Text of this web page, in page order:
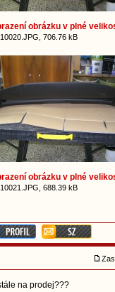
obrázku v plné
706.76 kB
obrázku v plné
688.39 kB
na prodej???